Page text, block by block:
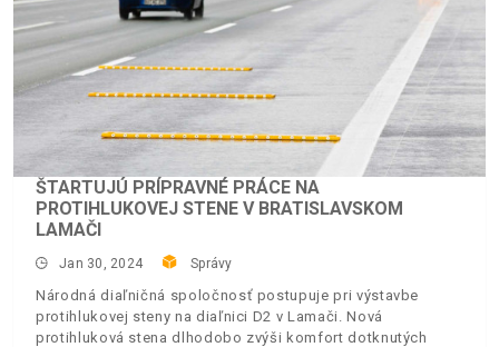
ŠTARTUJÚ PRÍPRAVNÉ PRÁCE NA
PROTIHLUKOVEJ STENE V BRATISLAVSKOM
LAMAČI
Jan 30, 2024 Správy
Národná diaľničná spoločnosť postupuje pri výstavbe
protihlukovej steny na diaľnici D2 v Lamači. Nová
protihluková stena dlhodobo zvýši komfort dotknutých